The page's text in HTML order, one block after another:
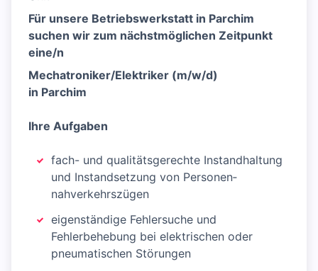
Für unsere Betriebswerkstatt in Parchim
suchen wir zum nächstmöglichen Zeitpunkt
eine/n
Mechatroniker/Elektriker (m/w/d)
in Parchim
Ihre Aufgaben
fach- und qualitätsgerechte Instandhaltung
und Instandsetzung von Personen­
nahverkehrszügen
eigenständige Fehlersuche und
Fehlerbehebung bei elektrischen oder
pneumatischen Störungen